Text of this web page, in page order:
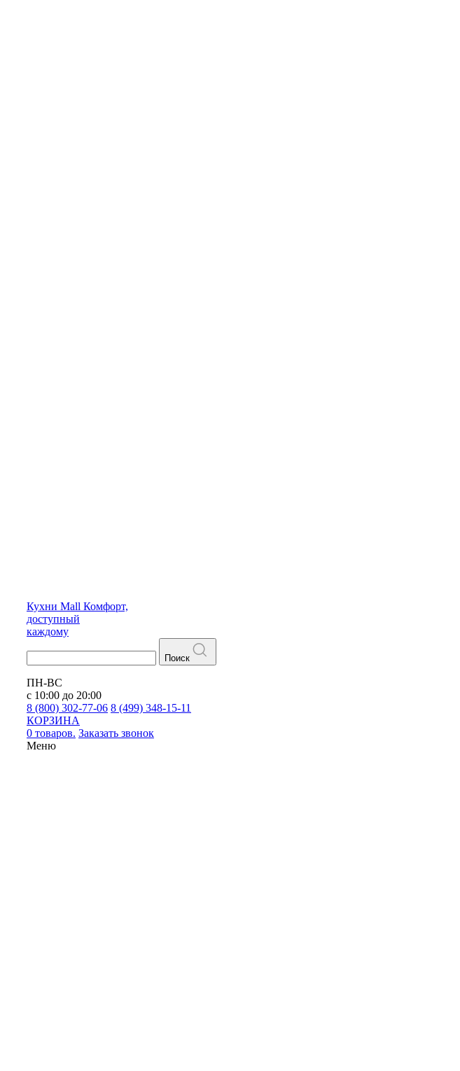
Кухни Mall Комфорт,
доступный
каждому
Поиск
ПН-ВС
с 10:00 до 20:00
8 (800) 302-77-06 8 (499) 348-15-11
КОРЗИНА
0 товаров. Заказать звонок
Меню